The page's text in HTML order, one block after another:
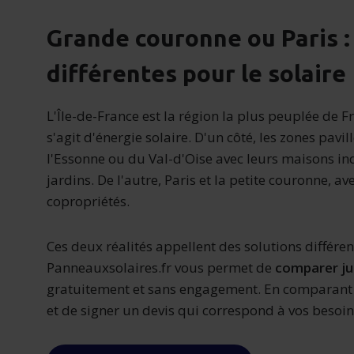
Grande couronne ou
différentes pour le solaire
L'Île-de-France est la région la plus peuplée de
s'agit d'énergie solaire. D'un côté, les zones
l'Essonne ou du Val-d'Oise avec leurs maisons
jardins. De l'autre, Paris et la petite couronne,
copropriétés.
Ces deux réalités appellent des solutions
Panneauxsolaires.fr vous permet de comparer
gratuitement et sans engagement. En
et de signer un devis qui correspond à vos